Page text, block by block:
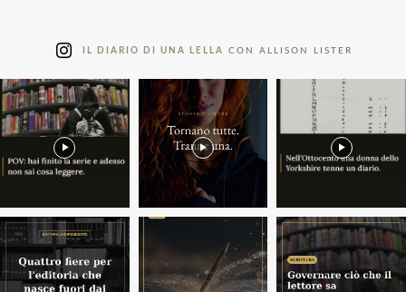
IL DIARIO DI UNA LELLA CON ALLISON LISTER